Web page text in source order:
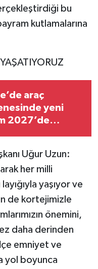
bu
kutlamalarına
araç
yeni
2027’de
Uğur Uzun:
her milli
yaşıyor ve
de kortejimizle
önemini,
daha derinden
emniyet ve
yol boyunca